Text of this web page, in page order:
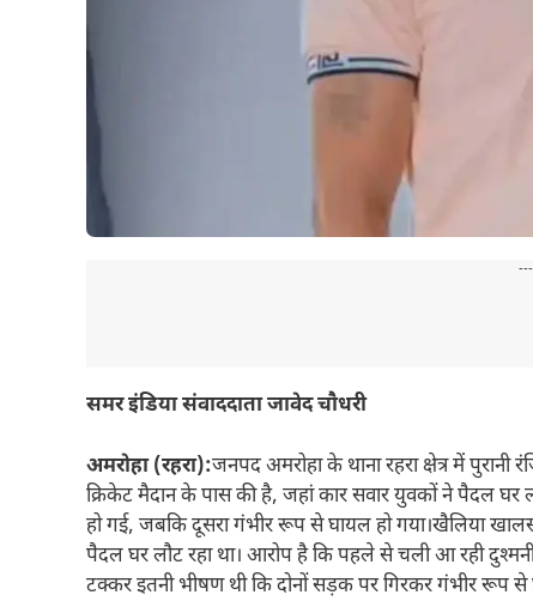
समर इंडिया संवाददाता जावेद चौधरी
अमरोहा (रहरा):जनपद अमरोहा के थाना रहरा क्षेत्र में
क्रिकेट मैदान के पास की है, जहां कार सवार युवकों ने पैदल घर
हो गई, जबकि दूसरा गंभीर रूप से घायल हो गया।खैलिया
पैदल घर लौट रहा था। आरोप है कि पहले से चली आ रही
टक्कर इतनी भीषण थी कि दोनों सड़क पर गिरकर गंभीर रूप से